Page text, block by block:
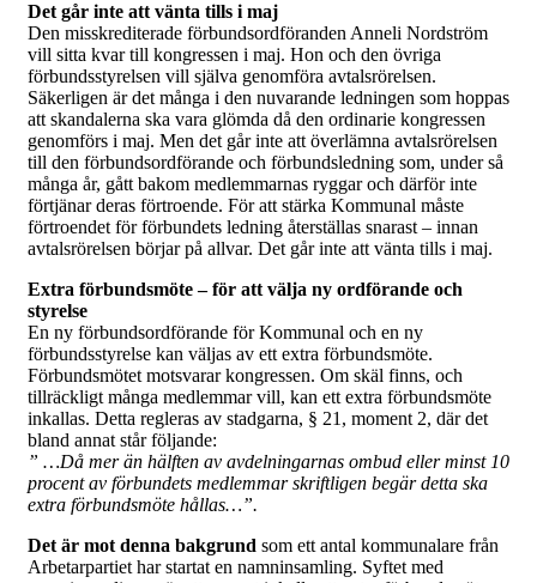
Det går inte att vänta tills i maj
Den misskrediterade förbundsordföranden Anneli Nordström
vill sitta kvar till kongressen i maj. Hon och den övriga
förbundsstyrelsen vill själva genomföra avtalsrörelsen.
Säkerligen är det många i den nuvarande ledningen som hoppas
att skandalerna ska vara glömda då den ordinarie kongressen
genomförs i maj. Men det går inte att överlämna avtalsrörelsen
till den förbundsordförande och förbundsledning som, under så
många år, gått bakom medlemmarnas ryggar och därför inte
förtjänar deras förtroende. För att stärka Kommunal måste
förtroendet för förbundets ledning återställas snarast – innan
avtalsrörelsen börjar på allvar. Det går inte att vänta tills i maj.
Extra förbundsmöte – för att välja ny ordförande och
styrelse
En ny förbundsordförande för Kommunal och en ny
förbundsstyrelse kan väljas av ett extra förbundsmöte.
Förbundsmötet motsvarar kongressen. Om skäl finns, och
tillräckligt många medlemmar vill, kan ett extra förbundsmöte
inkallas. Detta regleras av stadgarna, § 21, moment 2, där det
bland annat står följande:
” …Då mer än hälften av avdelningarnas ombud eller minst 10
procent av förbundets medlemmar skriftligen begär detta ska
extra förbundsmöte hållas…”.
Det är mot denna bakgrund som ett antal kommunalare från
Arbetarpartiet har startat en namninsamling. Syftet med